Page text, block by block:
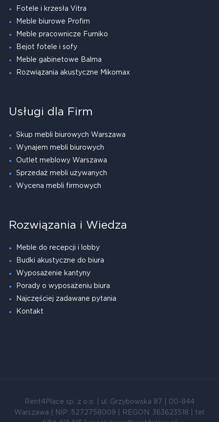
Fotele i krzesła Vitra
Meble biurowe Profim
Meble pracownicze Furniko
Bejot fotele i sofy
Meble gabinetowe Balma
Rozwiązania akustyczne Mikomax
Usługi dla Firm
Skup mebli biurowych Warszawa
Wynajem mebli biurowych
Outlet meblowy Warszawa
Sprzedaż mebli używanych
Wycena mebli firmowych
Rozwiązania i Wiedza
Meble do recepcji i lobby
Budki akustyczne do biura
Wyposażenie kantyny
Porady o wyposażeniu biura
Najczęściej zadawane pytania
Kontakt
Rent4Place sp. z o.o. | ul. Grzybowska 87 | 00-844
Warszawa | NIP: 5272758009 | REGON: 363623518 | tel: